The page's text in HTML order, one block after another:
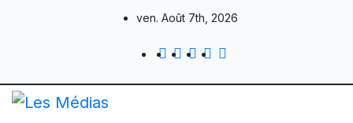
ven. Août 7th, 2026